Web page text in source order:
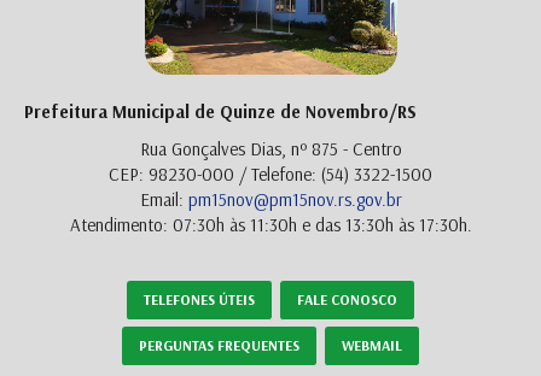
Prefeitura Municipal de Quinze de Novembro/RS
Rua Gonçalves Dias, nº 875 - Centro
CEP: 98230-000 / Telefone: (54) 3322-1500
Email: pm15nov@pm15nov.rs.gov.br
Atendimento: 07:30h às 11:30h e das 13:30h às 17:30h.
TELEFONES ÚTEIS FALE CONOSCO
PERGUNTAS FREQUENTES WEBMAIL